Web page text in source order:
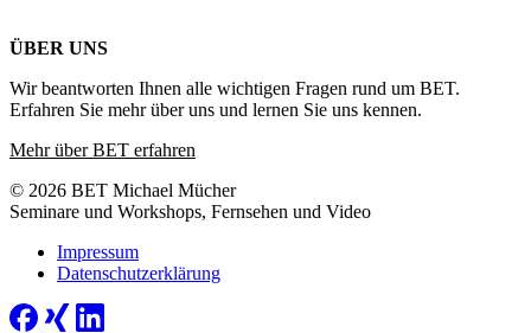
ÜBER UNS
Wir beantworten Ihnen alle wichtigen Fragen rund um BET.
Erfahren Sie mehr über uns und lernen Sie uns kennen.
Mehr über BET erfahren
© 2026 BET Michael Mücher
Seminare und Workshops, Fernsehen und Video
Impressum
Datenschutzerklärung